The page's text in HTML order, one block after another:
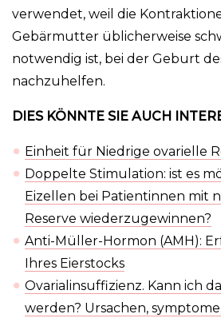
verwendet, weil die
Gebärmutter üblicherweise
notwendig ist, bei der Geburt
nachzuhelfen.
DIES KÖNNTE SIE AUCH
Einheit für Niedrige ovarielle
Doppelte Stimulation: ist es
Eizellen bei Patientinnen mit
Reserve wiederzugewinnen?
Anti-Müller-Hormon (AMH):
Ihres Eierstocks
Ovarialinsuffizienz. Kann ich
werden? Ursachen,